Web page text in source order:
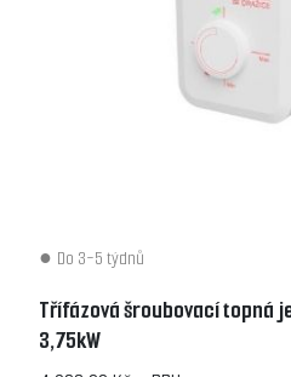
Do 3-5 týdnů
Třífázová šroubovací topná
3,75kW